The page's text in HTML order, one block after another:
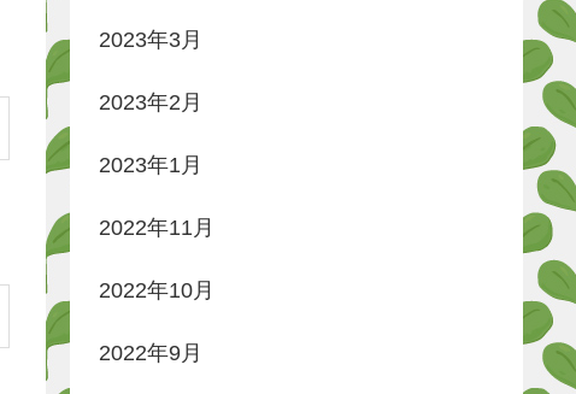
2023年3月
2023年2月
2023年1月
2022年11月
2022年10月
2022年9月